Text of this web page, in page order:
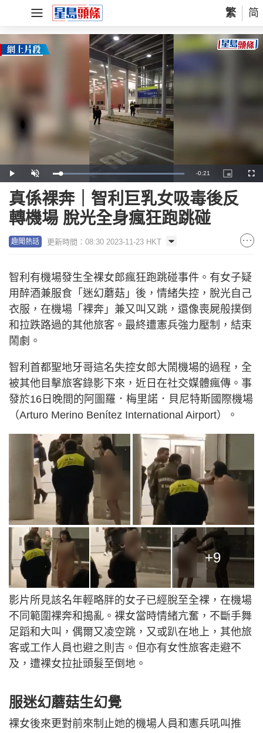
繁 简
Play Unmute Loaded:
100.00%
Remaining
Time
-0:21
Picture-
in-
真係裸奔｜智利巨乳女吸毒後反
轉機場 脫光全身瘋狂跑跳碰
趣聞熱話 更新時間：08:30 2023-11-23 HKT
智利有機場發生全裸女郎瘋狂跑跳碰事件。有女子疑
用醉酒兼服食「迷幻蘑菇」後，情緒失控，脫光自己
衣服，在機場「裸奔」兼又叫又跳，還像喪屍般撲倒
和拉跌路過的其他旅客。最終遭憲兵強力壓制，結束
鬧劇。
智利首都聖地牙哥這名失控女郎大鬧機場的過程，全
被其他目擊旅客錄影下來，近日在社交媒體瘋傳。事
發於16日晚間的阿圖羅．梅里諾．貝尼特斯國際機場
（Arturo Merino Benítez International Airport）。
+9
影片所見該名年輕略胖的女子已經脫至全裸，在機場
不同範圍裸奔和搗亂。裸女當時情緒亢奮，不斷手舞
足蹈和大叫，偶爾又凌空跳，又或趴在地上，其他旅
客或工作人員也避之則吉。但亦有女性旅客走避不
及，遭裸女拉扯頭髮至倒地。
服迷幻蘑菇生幻覺
裸女後來更對前來制止她的機場人員和憲兵吼叫推